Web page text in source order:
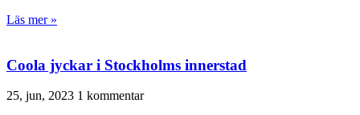
Läs mer »
Coola jyckar i Stockholms innerstad
25, jun, 2023 1 kommentar